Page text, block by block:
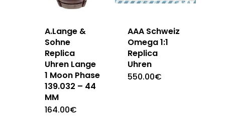
A.Lange &
Sohne
Replica
Uhren Lange
1 Moon Phase
139.032 – 44
MM
164.00€
AAA Schweiz
Omega 1:1
Replica
Uhren
550.00€